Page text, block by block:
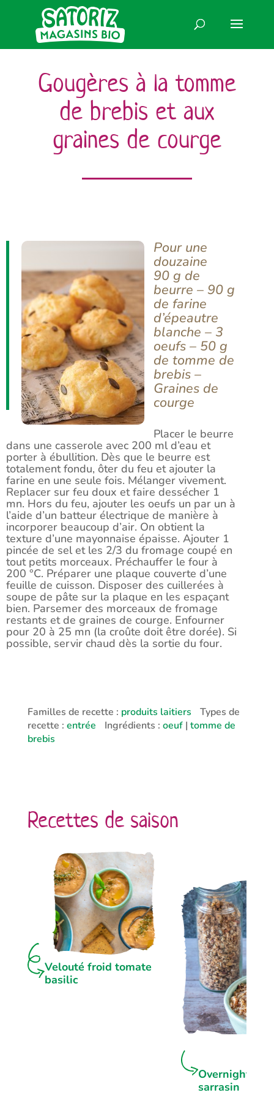
Gougères à la tomme
de brebis et aux
graines de courge
Pour une
douzaine
90 g de
beurre – 90 g
de farine
d’épeautre
blanche – 3
oeufs – 50 g
de tomme de
brebis –
Graines de
courge
Placer le beurre
dans une casserole avec 200 ml d’eau et
porter à ébullition. Dès que le beurre est
totalement fondu, ôter du feu et ajouter la
farine en une seule fois. Mélanger vivement.
Replacer sur feu doux et faire dessécher 1
mn. Hors du feu, ajouter les oeufs un par un à
l’aide d’un batteur électrique de manière à
incorporer beaucoup d’air. On obtient la
texture d’une mayonnaise épaisse. Ajouter 1
pincée de sel et les 2/3 du fromage coupé en
tout petits morceaux. Préchauffer le four à
200 °C. Préparer une plaque couverte d’une
feuille de cuisson. Disposer des cuillerées à
soupe de pâte sur la plaque en les espaçant
bien. Parsemer des morceaux de fromage
restants et de graines de courge. Enfourner
pour 20 à 25 mn (la croûte doit être dorée). Si
possible, servir chaud dès la sortie du four.
Familles de recette : produits laitiers
Types de
recette : entrée Ingrédients : oeuf| tomme de
brebis
Recettes de saison
Velouté froid tomate
basilic
Overnight
sarrasin